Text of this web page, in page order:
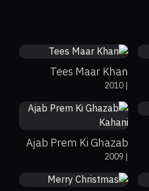
Tees Maar Khan
|
2010
6.3
Ajab Prem Ki Ghazab
Kahani|
2009
7.7